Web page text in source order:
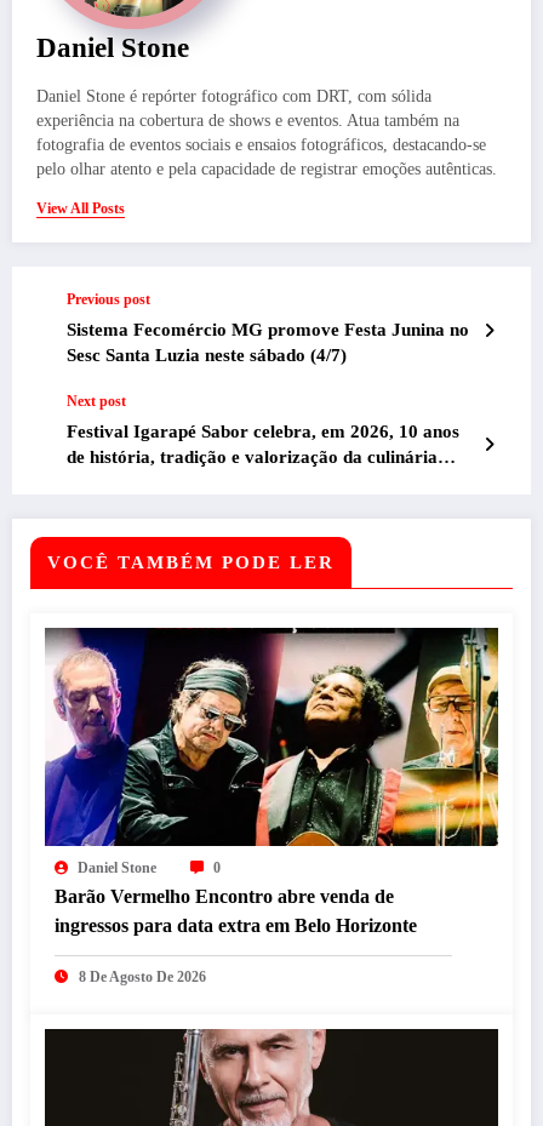
Daniel Stone
Daniel Stone é repórter fotográfico com DRT, com sólida
experiência na cobertura de shows e eventos. Atua também na
fotografia de eventos sociais e ensaios fotográficos, destacando-se
pelo olhar atento e pela capacidade de registrar emoções autênticas.
View All Posts
Previous post
Sistema Fecomércio MG promove Festa Junina no
Sesc Santa Luzia neste sábado (4/7)
Next post
Festival Igarapé Sabor celebra, em 2026, 10 anos
de história, tradição e valorização da culinária
VOCÊ TAMBÉM PODE LER
Daniel Stone 0
Barão Vermelho Encontro abre venda de
ingressos para data extra em Belo Horizonte
8 De Agosto De 2026